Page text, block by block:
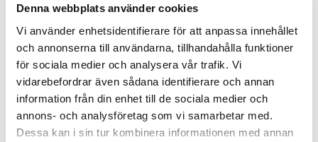
Denna webbplats använder cookies
Vi använder enhetsidentifierare för att anpassa innehållet
och annonserna till användarna, tillhandahålla funktioner
för sociala medier och analysera vår trafik. Vi
vidarebefordrar även sådana identifierare och annan
information från din enhet till de sociala medier och
annons- och analysföretag som vi samarbetar med.
Dessa kan i sin tur kombinera informationen med annan
Detta är en beställningsvara. Se förväntad leveranstid (i
arbetsdagar), men kom ihåg att det kan ta längre tid.
Obs!Komplettera med tvättställ i porslin, handtag, push
to open funktion till lådorna, lådbelysning, el-uttag,
lådmatta och lådindelning till nedre låda.